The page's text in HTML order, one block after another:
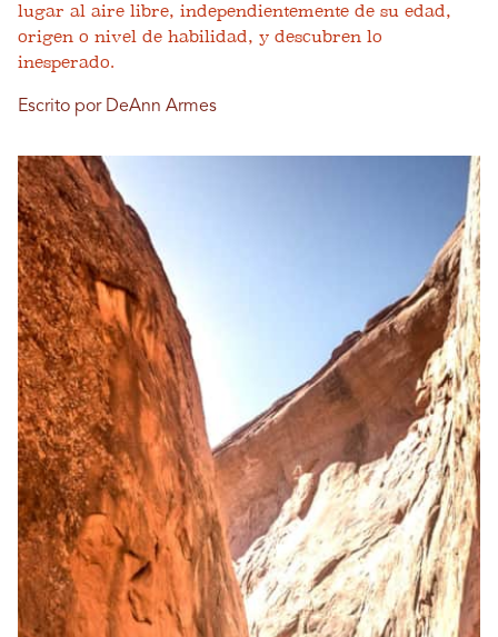
lugar al aire libre, independientemente de su edad,
origen o nivel de habilidad, y descubren lo
inesperado.
Escrito por DeAnn Armes